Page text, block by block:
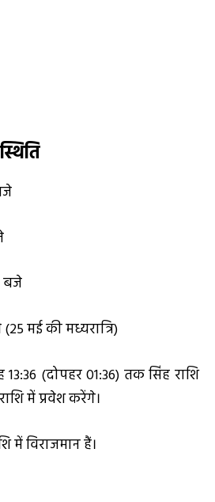
बजे
मई की मध्यरात्रि)
13:36 (दोपहर 01:36) तक सिंह राशि
में प्रवेश करेंगे।
में विराजमान हैं।